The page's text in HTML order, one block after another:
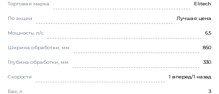
Торговая марка Elitech
По акции Лучшая цена
Мощность, л/с 6,5
Ширина обработки, мм 850
Глубина обработки, мм 330
Скорости 1 вперед/1 назад
Бак, л 3